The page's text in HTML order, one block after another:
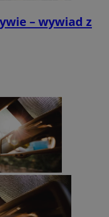
– wywiad z